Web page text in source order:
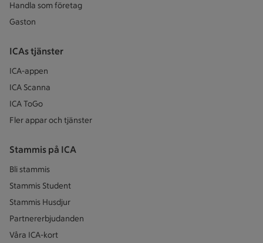
Handla som företag
Gaston
ICAs tjänster
ICA-appen
ICA Scanna
ICA ToGo
Fler appar och tjänster
Stammis på ICA
Bli stammis
Stammis Student
Stammis Husdjur
Partnererbjudanden
Våra ICA-kort